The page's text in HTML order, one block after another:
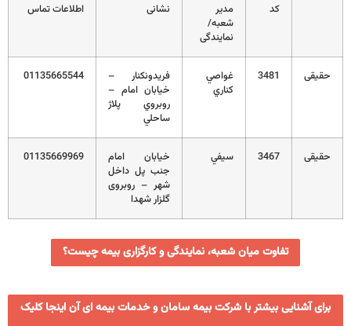
کد
مدیر
شعبه/
نمایندگی
نشانی اطلاعات تماس
حقیقی 3481
غواصي
كناري
فريدونکنار –
خيابان امام –
روبروي پلاژ
ساحلي
01135665544
حقیقی 3467 سيفي
خیابان امام
جنب پل داخل
شهر – روبروی
گلزار شهدا
01135669969
تفاوت میان شعبه، نمایندگی و کارگزاری بیمه چیست؟
برای آشنایی بیشتر با شرکت بیمه سامان و خدمات بیمه ای آن اینجا کلیک